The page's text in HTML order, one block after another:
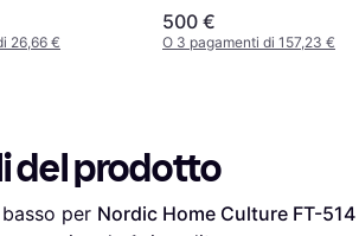
26,66 €
500 €
O 3 pagamenti di 157,23 €
del prodotto
per Nordic Home Culture FT-514